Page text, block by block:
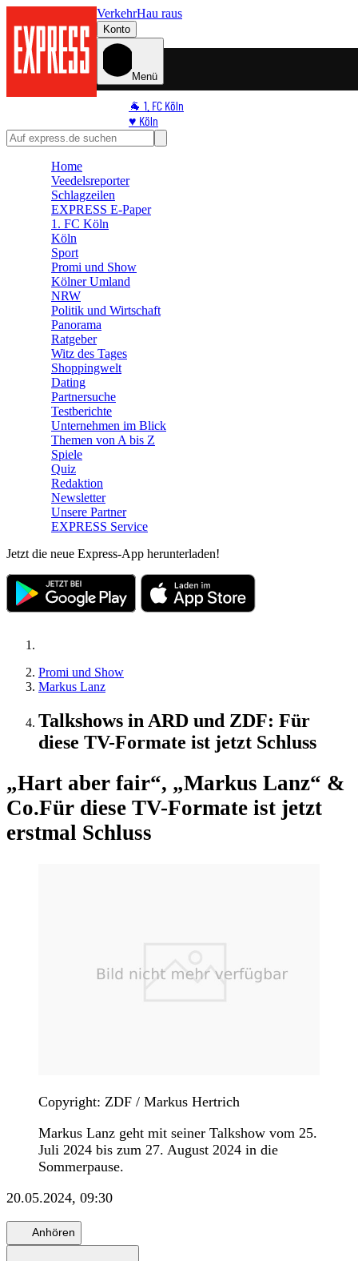
VerkehrHau raus
Konto
Menü
🐐 1. FC Köln
♥️ Köln
⭐ Promi
🛒 Shoppingwelt
Home
Veedelsreporter
Schlagzeilen
EXPRESS E-Paper
1. FC Köln
Köln
Sport
Promi und Show
Kölner Umland
NRW
Politik und Wirtschaft
Panorama
Ratgeber
Witz des Tages
Shoppingwelt
Dating
Partnersuche
Testberichte
Unternehmen im Blick
Themen von A bis Z
Spiele
Quiz
Redaktion
Newsletter
Unsere Partner
EXPRESS Service
Jetzt die neue Express-App herunterladen!
Promi und Show
Markus Lanz
Talkshows in ARD und ZDF: Für
diese TV-Formate ist jetzt Schluss
„Hart aber fair“, „Markus Lanz“ &
Co.Für diese TV-Formate ist jetzt
erstmal Schluss
Copyright: ZDF / Markus Hertrich
Markus Lanz geht mit seiner Talkshow vom 25.
Juli 2024 bis zum 27. August 2024 in die
Sommerpause.
20.05.2024, 09:30
Anhören